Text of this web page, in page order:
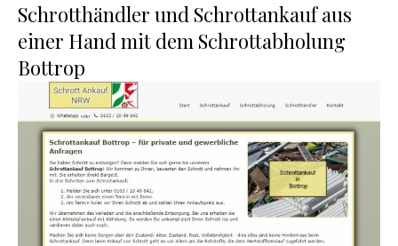
Schrotthändler und Schrottankauf aus
einer Hand mit dem Schrottabholung
Bottrop